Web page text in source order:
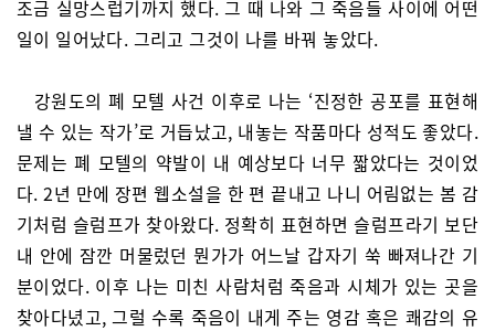
조금 실망스럽기까지 했다. 그 때 나와 그 죽음들 사이에 어떤
일이 일어났다. 그리고 그것이 나를 바꿔 놓았다.
강원도의 폐 모텔 사건 이후로 나는 ‘진정한 공포를 표현해
낼 수 있는 작가’로 거듭났고, 내놓는 작품마다 성적도 좋았다.
문제는 폐 모텔의 약발이 내 예상보다 너무 짧았다는 것이었
다. 2년 만에 장편 웹소설을 한 편 끝내고 나니 어림없는 봄 감
기처럼 슬럼프가 찾아왔다. 정확히 표현하면 슬럼프라기 보단
내 안에 잠깐 머물렀던 뭔가가 어느날 갑자기 쑥 빠져나간 기
분이었다. 이후 나는 미친 사람처럼 죽음과 시체가 있는 곳을
찾아다녔고, 그럴 수록 죽음이 내게 주는 영감 혹은 쾌감의 유